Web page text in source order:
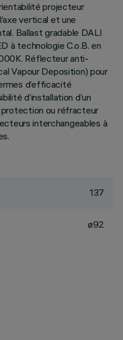
projecteur
vertical et une
Ballast gradable DALI
à technologie C.o.B. en
Réflecteur anti-
Vapour Deposition) pour
d’efficacité
d’installation d’un
ou réfracteur
interchangeables à
137
ø92